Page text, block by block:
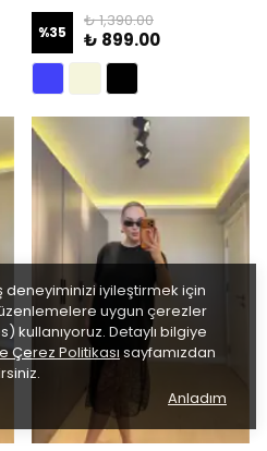
deneyiminizi iyileştirmek için
uygun çerezler
kullanıyoruz. Detaylı bilgiye
Çerez Politikası sayfamızdan
Anladım
%35
₺ 1,390.00
₺ 899.00